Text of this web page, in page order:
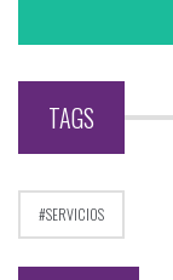
TAGS
SERVICIOS